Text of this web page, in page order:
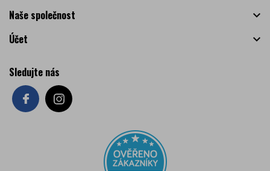
Naše společnost

Účet

Sledujte nás